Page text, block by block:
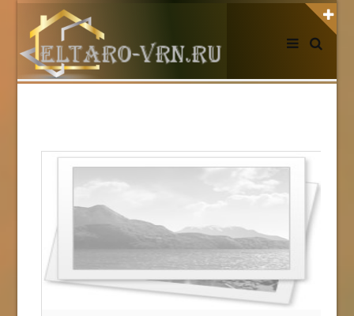
АВТОРИЗАЦИЯ НА САЙТЕ
Регистрация
НОВОСТИ СЕГОДНЯ